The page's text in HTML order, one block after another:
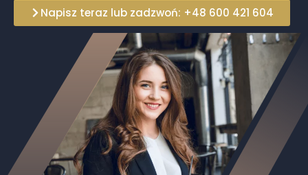
Napisz teraz lub zadzwoń: +48 600 421 604